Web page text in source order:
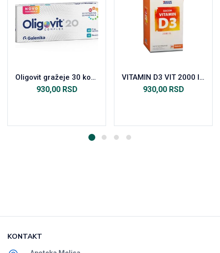
Oligovit gražeje 30 komada
930,00 RSD
VITAMIN D3 VIT 2000 IU+IN ULIN CPS A30
930,00 RSD
KONTAKT